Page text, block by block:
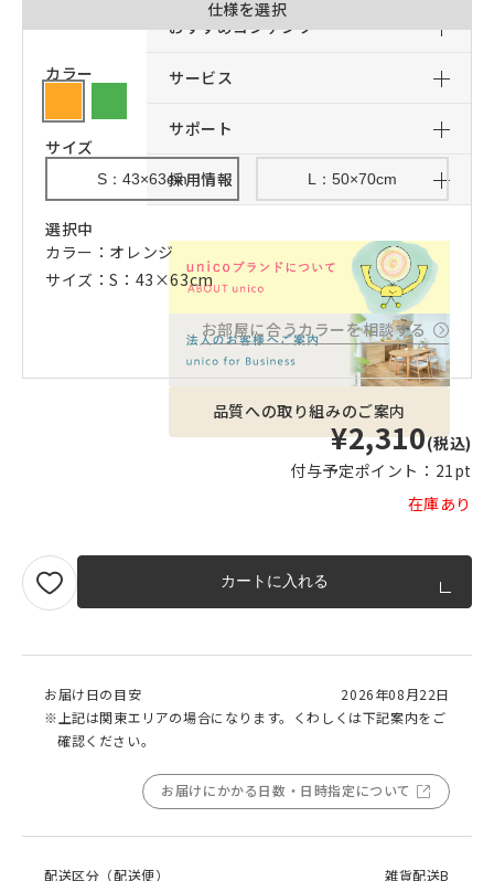
おすすめコンテンツ
サービス
サポート
採用情報
品質への取り組みのご案内
仕様を選択
カラー
サイズ
S：43×63cm L：50×70cm
選択中
カラー：オレンジ
サイズ：S：43×63cm
お部屋に合うカラーを相談する
¥2,310(税込)
付与予定ポイント： 21pt
在庫あり
カートに入れる
お届け日の目安
2026年08月22日
※上記は関東エリアの場合になります。くわしくは下記案内をご
確認ください。
お届けにかかる日数・日時指定について
配送区分（配送便）
雑貨配送B